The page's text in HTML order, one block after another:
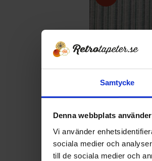
Samtycke
Denna webbplats
Vi använder
sociala medier och
till de sociala medier och
Färgcenter
390
557